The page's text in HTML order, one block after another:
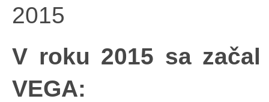
2015
V roku 2015 sa
VEGA: